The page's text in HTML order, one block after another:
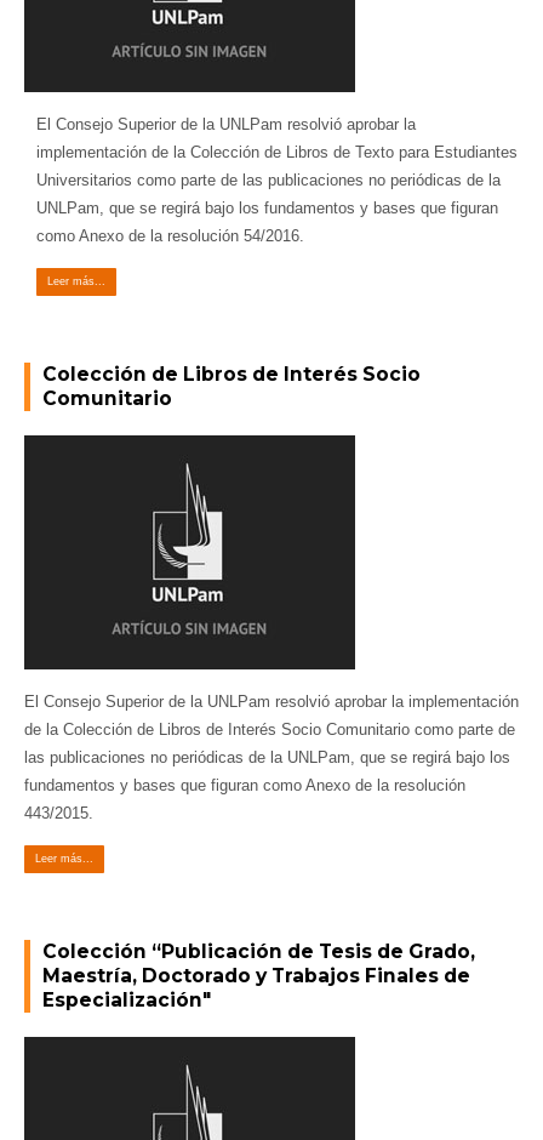
El Consejo Superior de la UNLPam resolvió aprobar la
implementación de la Colección de Libros de Texto para Estudiantes
Universitarios como parte de las publicaciones no periódicas de la
UNLPam, que se regirá bajo los fundamentos y bases que figuran
como Anexo de la resolución 54/2016.
Leer más...
Colección de Libros de Interés Socio
Comunitario
El Consejo Superior de la UNLPam resolvió aprobar la implementación
de la Colección de Libros de Interés Socio Comunitario como parte de
las publicaciones no periódicas de la UNLPam, que se regirá bajo los
fundamentos y bases que figuran como Anexo de la resolución
443/2015.
Leer más...
Colección “Publicación de Tesis de Grado,
Maestría, Doctorado y Trabajos Finales de
Especialización"